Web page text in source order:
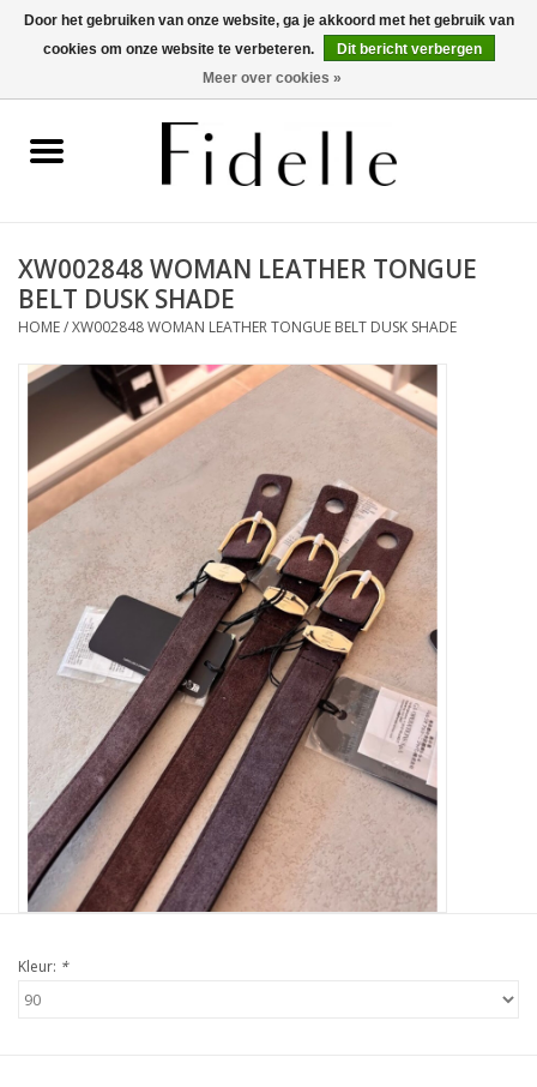
0 Artikelen - €0,00
Schoenen
OUTLET
Merken
XW002848 WOMAN LEATHER TONGUE
BELT DUSK SHADE
HOME/XW002848 WOMAN LEATHER TONGUE BELT DUSK SHADE
Kleur: *
Door het gebruiken van onze website, ga je akkoord met het gebruik van
cookies om onze website te verbeteren.
Dit bericht verbergen
Meer over cookies »